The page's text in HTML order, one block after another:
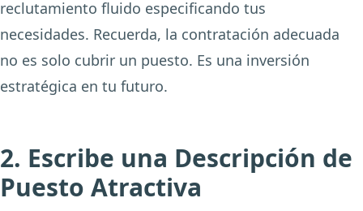
reclutamiento fluido especificando tus
necesidades. Recuerda, la contratación adecuada
no es solo cubrir un puesto. Es una inversión
estratégica en tu futuro.
2. Escribe una Descripción de
Puesto Atractiva